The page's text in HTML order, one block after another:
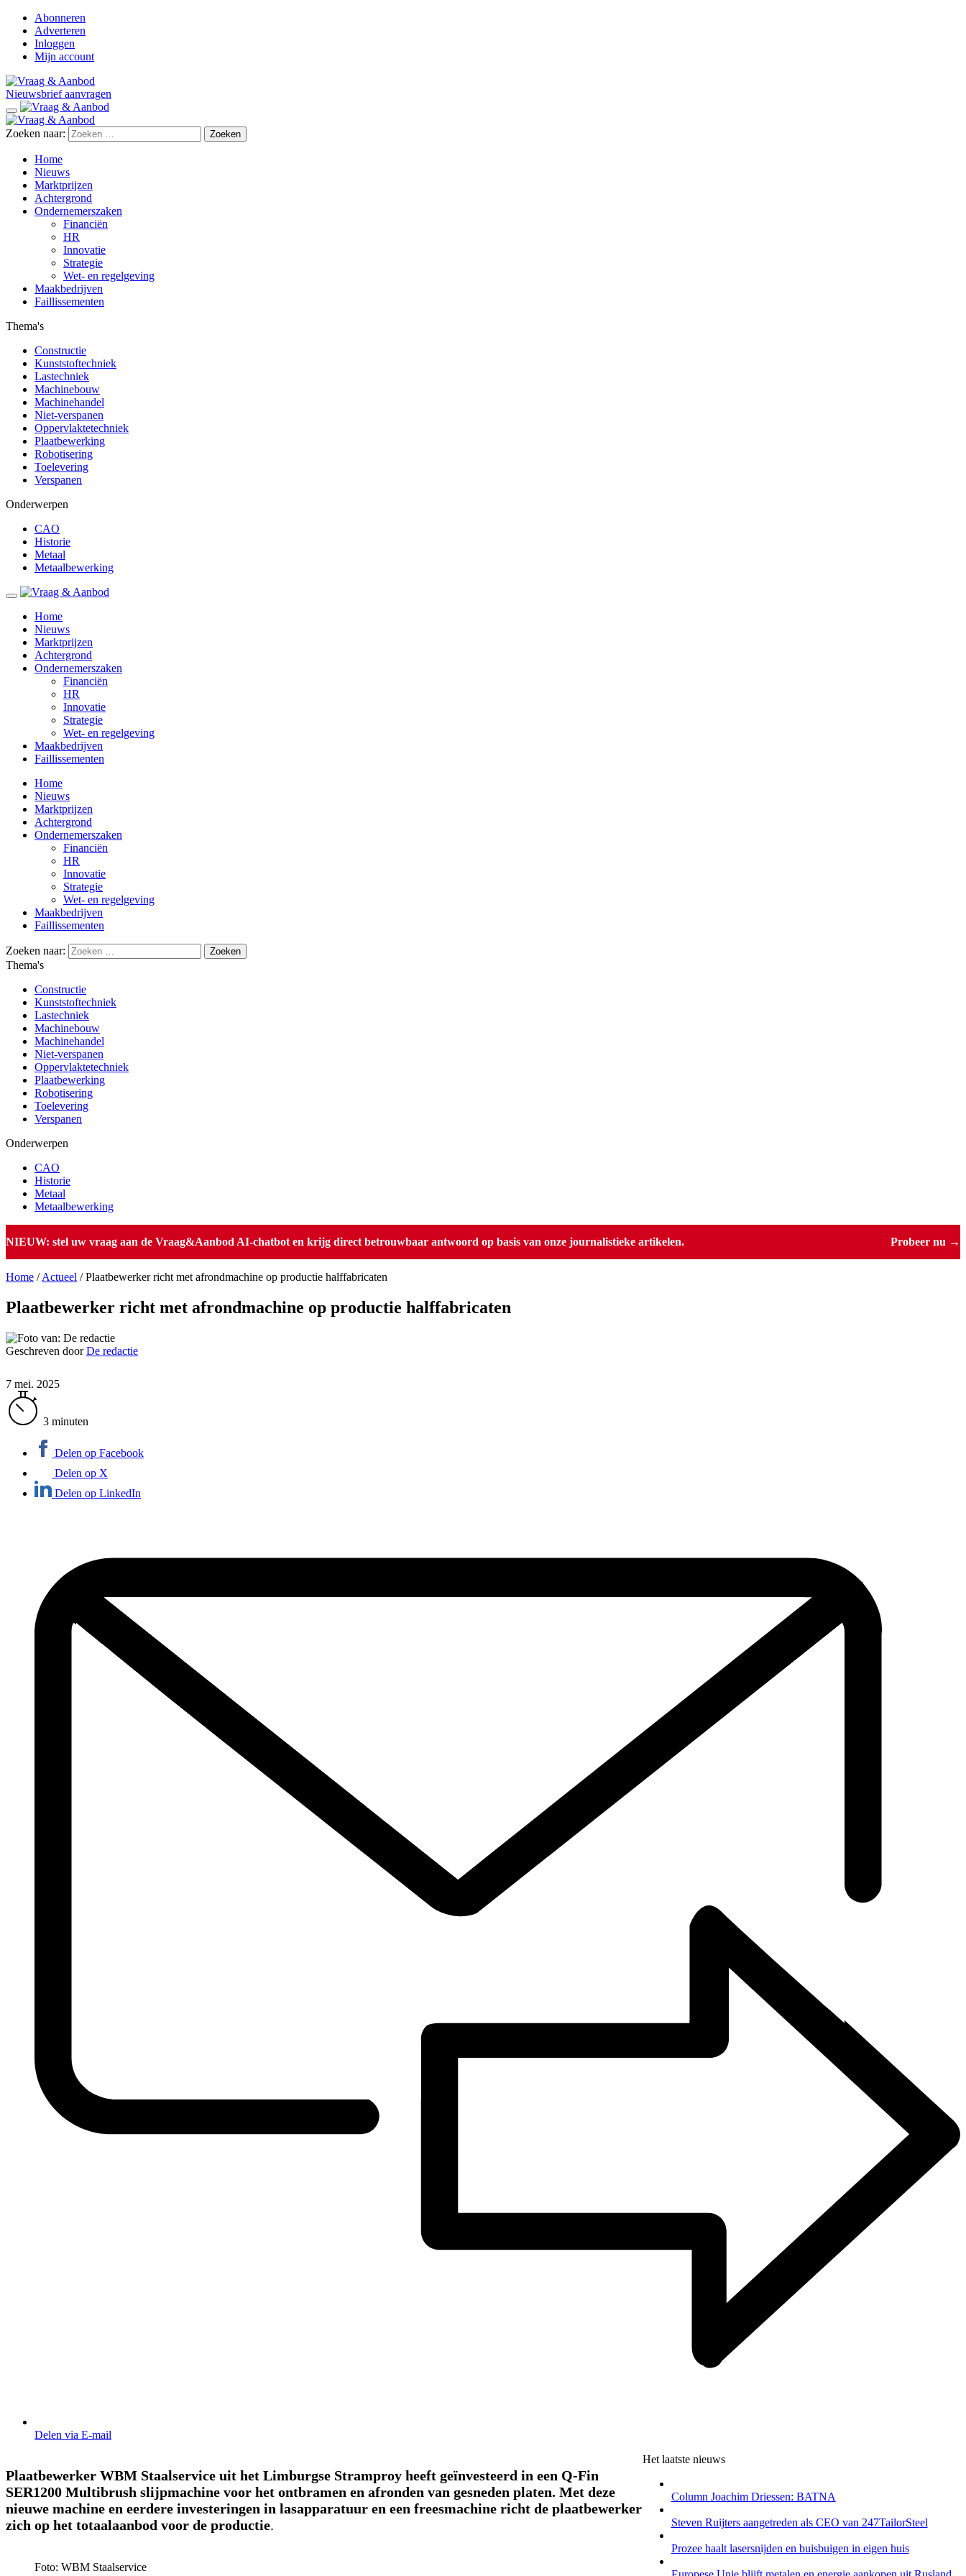
Abonneren
Adverteren
Inloggen
Mijn account
Nieuwsbrief aanvragen
Zoeken naar:
Home
Nieuws
Marktprijzen
Achtergrond
Ondernemerszaken
Financiën
HR
Innovatie
Strategie
Wet- en regelgeving
Maakbedrijven
Faillissementen
Thema's
Constructie
Kunststoftechniek
Lastechniek
Machinebouw
Machinehandel
Niet-verspanen
Oppervlaktetechniek
Plaatbewerking
Robotisering
Toelevering
Verspanen
Onderwerpen
CAO
Historie
Metaal
Metaalbewerking
Home
Nieuws
Marktprijzen
Achtergrond
Ondernemerszaken
Financiën
HR
Innovatie
Strategie
Wet- en regelgeving
Maakbedrijven
Faillissementen
Home
Nieuws
Marktprijzen
Achtergrond
Ondernemerszaken
Financiën
HR
Innovatie
Strategie
Wet- en regelgeving
Maakbedrijven
Faillissementen
Zoeken naar:
Thema's
Constructie
Kunststoftechniek
Lastechniek
Machinebouw
Machinehandel
Niet-verspanen
Oppervlaktetechniek
Plaatbewerking
Robotisering
Toelevering
Verspanen
Onderwerpen
CAO
Historie
Metaal
Metaalbewerking
NIEUW: stel uw vraag aan de Vraag&Aanbod AI-chatbot en krijg direct betrouwbaar antwoord op basis van onze journalistieke artikelen. Probeer nu →
Home /Actueel /Plaatbewerker richt met afrondmachine op productie halffabricaten
Plaatbewerker richt met afrondmachine op productie halffabricaten
Geschreven doorDe redactie
7 mei. 2025
3 minuten
Delen op Facebook
Delen op X
Delen op LinkedIn
Delen via E-mail
Plaatbewerker WBM Staalservice uit het Limburgse Stramproy heeft geïnvesteerd in een Q-Fin
SER1200 Multibrush slijpmachine voor het ontbramen en afronden van gesneden platen. Met deze
nieuwe machine en eerdere investeringen in lasapparatuur en een freesmachine richt de plaatbewerker
zich op het totaalaanbod voor de productie.
Foto: WBM Staalservice
Het laatste nieuws
Column Joachim Driessen: BATNA
Steven Ruijters aangetreden als CEO van 247TailorSteel
Prozee haalt lasersnijden en buisbuigen in eigen huis